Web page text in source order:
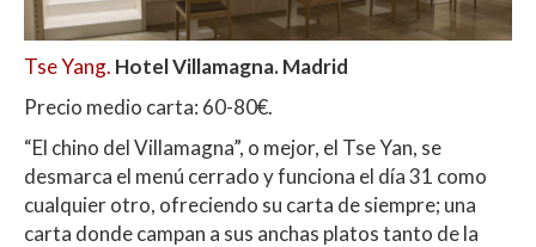
Tse Yang. Hotel Villamagna. Madrid
Precio medio carta: 60-80€.
“El chino del Villamagna”, o mejor, el Tse Yan, se
desmarca el menú cerrado y funciona el día 31 como
cualquier otro, ofreciendo su carta de siempre; una
carta donde campan a sus anchas platos tanto de la